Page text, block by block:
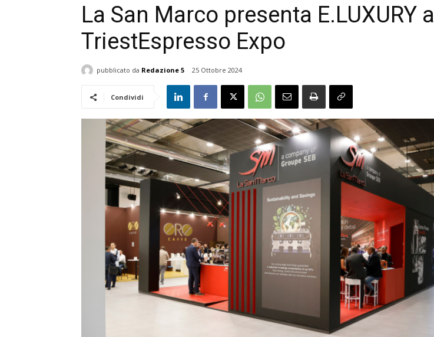
La San Marco presenta E.LUXURY a
TriestEspresso Expo
pubblicato da Redazione 5 25 Ottobre 2024
Condividi